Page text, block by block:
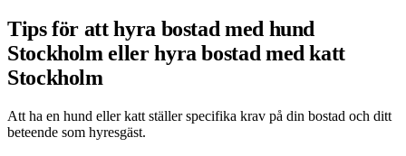
Tips för atthyra bostad med hund
Stockholmellerhyra bostad med katt
Stockholm
Att ha en hund eller katt ställer specifika krav på din bostad och ditt
beteende som hyresgäst.